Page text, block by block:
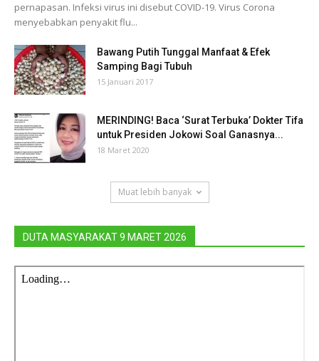
pernapasan. Infeksi virus ini disebut COVID-19. Virus Corona
menyebabkan penyakit flu...
Bawang Putih Tunggal Manfaat & Efek
Samping Bagi Tubuh
15 Januari 2017
MERINDING! Baca ‘Surat Terbuka’ Dokter Tifa
untuk Presiden Jokowi Soal Ganasnya...
18 Maret 2020
Muat lebih banyak
DUTA MASYARAKAT 9 MARET 2026